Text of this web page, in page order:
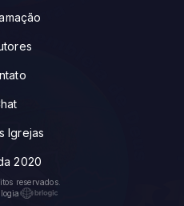
Igrejas
2020
reservados.